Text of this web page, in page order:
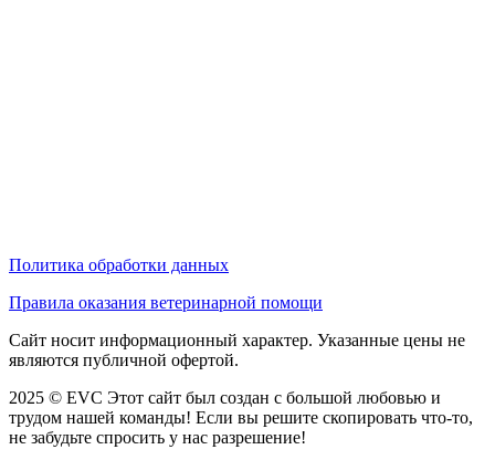
Политика обработки данных
Правила оказания ветеринарной помощи
Сайт носит информационный характер. Указанные цены не
являются публичной офертой.
2025 © EVC Этот сайт был создан с большой любовью и
трудом нашей команды! Если вы решите скопировать что-то,
не забудьте спросить у нас разрешение!